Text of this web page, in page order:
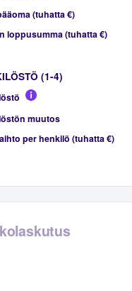
(tuhatta €)
loppusumma (tuhatta €)
(1-4)
muutos
per henkilö (tuhatta €)